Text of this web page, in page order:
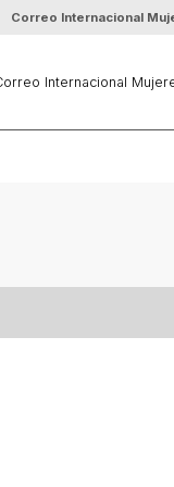
Correo Internacional
Internacional